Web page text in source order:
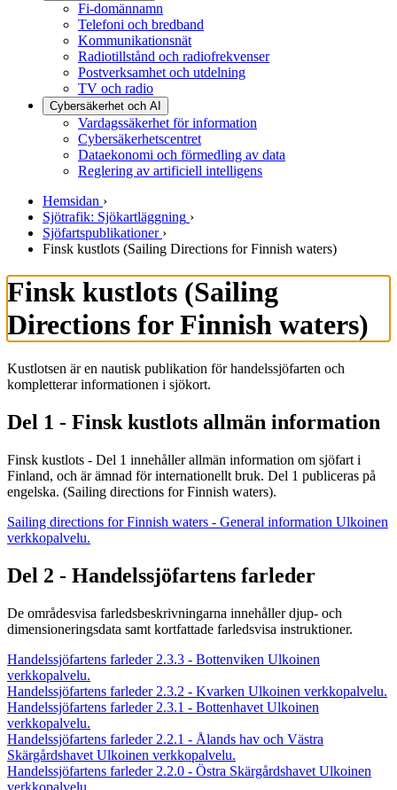
Fi-domännamn
Telefoni och bredband
Kommunikationsnät
Radiotillstånd och radiofrekvenser
Postverksamhet och utdelning
TV och radio
Cybersäkerhet och AI
Vardagssäkerhet för information
Cybersäkerhetscentret
Dataekonomi och förmedling av data
Reglering av artificiell intelligens
Hemsidan ›
Sjötrafik: Sjökartläggning ›
Sjöfartspublikationer ›
Finsk kustlots (Sailing Directions for Finnish waters)
Finsk kustlots (Sailing
Directions for Finnish waters)
Kustlotsen är en nautisk publikation för handelssjöfarten och
kompletterar informationen i sjökort.
Del 1 - Finsk kustlots allmän information
Finsk kustlots - Del 1 innehåller allmän information om sjöfart i
Finland, och är ämnad för internationellt bruk. Del 1 publiceras på
engelska. (Sailing directions for Finnish waters).
Sailing directions for Finnish waters - General information Ulkoinen
verkkopalvelu.
Del 2 - Handelssjöfartens farleder
De områdesvisa farledsbeskrivningarna innehåller djup- och
dimensioneringsdata samt kortfattade farledsvisa instruktioner.
Handelssjöfartens farleder 2.3.3 - Bottenviken Ulkoinen
verkkopalvelu.
Handelssjöfartens farleder 2.3.2 - Kvarken Ulkoinen verkkopalvelu.
Handelssjöfartens farleder 2.3.1 - Bottenhavet Ulkoinen
verkkopalvelu.
Handelssjöfartens farleder 2.2.1 - Ålands hav och Västra
Skärgårdshavet Ulkoinen verkkopalvelu.
Handelssjöfartens farleder 2.2.0 - Östra Skärgårdshavet Ulkoinen
verkkopalvelu.